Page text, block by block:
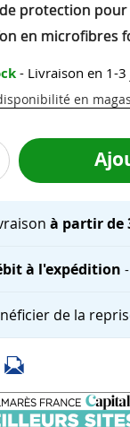
protection
en microfibres
- Livraison en 1-
en
à partir de
à l'expédition
de la